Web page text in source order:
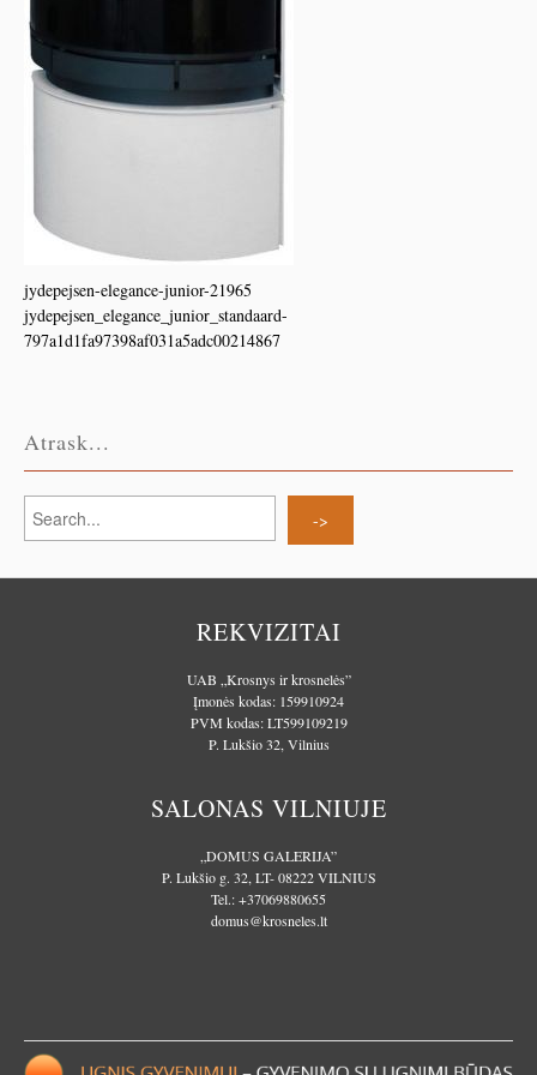
jydepejsen-elegance-junior-21965
jydepejsen_elegance_junior_standaard-
797a1d1fa97398af031a5adc00214867
Atrask...
REKVIZITAI
UAB „Krosnys ir krosnelės”
Įmonės kodas: 159910924
PVM kodas: LT599109219
P. Lukšio 32, Vilnius
SALONAS VILNIUJE
„DOMUS GALERIJA”
P. Lukšio g. 32, LT- 08222 VILNIUS
Tel.:+37069880655
domus@krosneles.lt